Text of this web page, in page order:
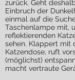
zurück. Geht
Einbruch der
einmal auf die
Taschenlampe mit,
reflektierenden
sehen. Klappert mit
Katzendose, ruft
(möglichst)
macht vertraute